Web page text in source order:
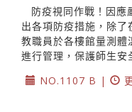
防疫視同作戰！因應
出各項防疫措施，除了
教職員於各樓館量測
進行管理，保護師生安
NO.1107 B |